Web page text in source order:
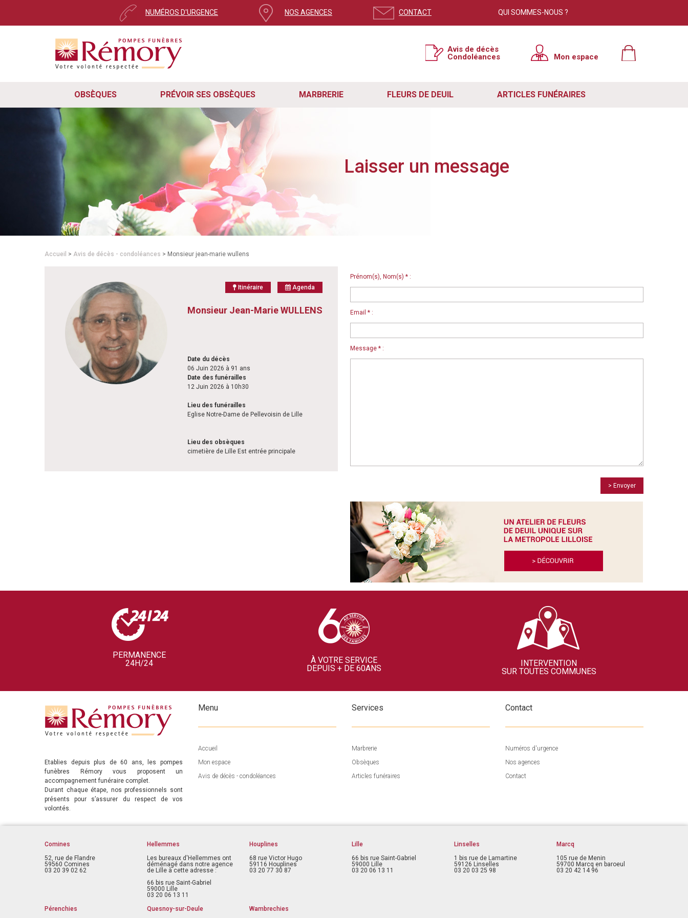
NUMÉROS D'URGENCE NOS AGENCES CONTACT QUI SOMMES-NOUS ?
Avis de décès
Condoléances
Mon espace
OBSÈQUES PRÉVOIR SES OBSÈQUES MARBRERIE FLEURS DE DEUIL ARTICLES FUNÉRAIRES
Laisser un message
Accueil > Avis de décès - condoléances > Monsieur jean-marie wullens
Itinéraire Agenda
Monsieur Jean-Marie WULLENS
Date du décès
06 Juin 2026 à 91 ans
Date des funérailles
12 Juin 2026 à 10h30
Lieu des funérailles
Eglise Notre-Dame de Pellevoisin de Lille
Lieu des obsèques
cimetière de Lille Est entrée principale
Prénom(s), Nom(s) * :
Email * :
Message * :
> Envoyer
Pour envoyer votre message, mettez à jour votre navigateur ×
Cher utilisateur,
Ce message s’affiche automatiquement si la version de votre navigateur n’est pas à jour.
Pour que le formulaire de contact fonctionne correctement, assurez-vous que vous utilisez la dernière version de votre navigateur. Si ce n'est pas le
Rafraîchissez simplement la page actuelle. Vous pouvez également quitter la page en cliquant sur la croix en haut de votre navigateur, puis relancer
le navigateur et revenir sur le site internet Remory.
En suivant ces deux étapes, vous serez en mesure d'utiliser le formulaire sans aucun problème et nous aider dans notre lutte contre le spam. Si vous
continuez à rencontrer des difficultés, n'hésitez pas à nous contacter directement à
PERMANENCE
24H/24
À VOTRE SERVICE
DEPUIS + DE 60ANS
INTERVENTION
SUR TOUTES COMMUNES
Etablies depuis plus de 60 ans, les pompes
funèbres Rémory vous proposent un
accompagnement funéraire complet.
Durant chaque étape, nos professionnels sont
présents pour s’assurer du respect de vos
volontés.
Menu
Accueil
Mon espace
Avis de décès - condoléances
Services
Marbrerie
Obsèques
Articles funéraires
Contact
Numéros d'urgence
Nos agences
Contact
Comines
52, rue de Flandre
59560 Comines
03 20 39 02 62
Hellemmes
Les bureaux d'Hellemmes ont
déménagé dans notre agence
de Lille à cette adresse :
66 bis rue Saint-Gabriel
59000 Lille
03 20 06 13 11
Houplines
68 rue Victor Hugo
59116 Houplines
03 20 77 30 87
Lille
66 bis rue Saint-Gabriel
59000 Lille
03 20 06 13 11
Linselles
1 bis rue de Lamartine
59126 Linselles
03 20 03 25 98
Marcq
105 rue de Menin
59700 Marcq en baroeul
03 20 42 14 96
Pérenchies Quesnoy-sur-Deule Wambrechies